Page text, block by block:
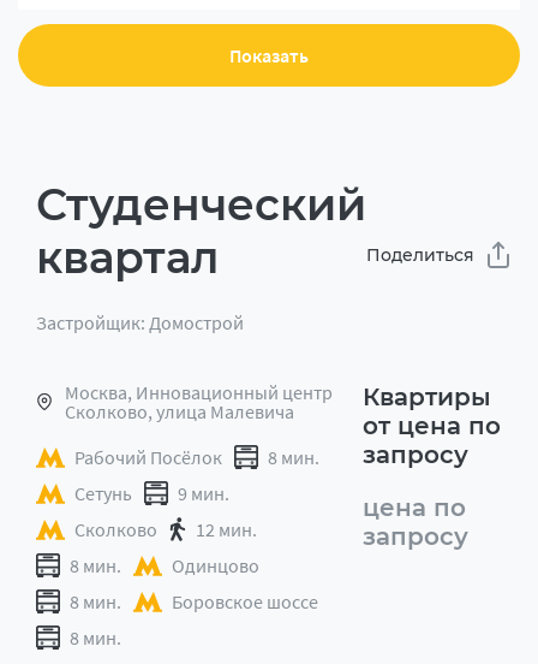
Показать
Студенческий
квартал
Застройщик: Домострой
Поделиться
Москва, Инновационный центр
Сколково, улица Малевича
Рабочий Посёлок
8 мин.
Сетунь
9 мин.
Сколково
12 мин.
8 мин.
Одинцово
8 мин.
Боровское шоссе
8 мин.
Квартиры
от цена по
запросу
цена по
запросу